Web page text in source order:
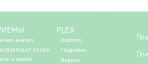
анализ
списки
и время
PLEX
Коротко
Подробно
Версии